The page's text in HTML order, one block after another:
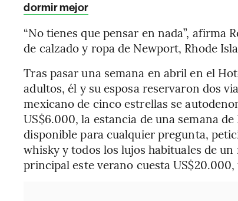
dormir mejor
“No tienes que pensar en nada”, afirma
de calzado y ropa de Newport, Rhode
Tras pasar una semana en abril en el
adultos, él y su esposa reservaron dos
mexicano de cinco estrellas se
US$6.000, la estancia de una semana
disponible para cualquier pregunta,
whisky y todos los lujos habituales de
principal este verano cuesta